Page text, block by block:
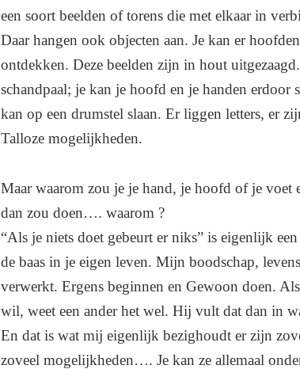
een soort beelden of torens die met elkaar in
Daar hangen ook objecten aan. Je kan er
ontdekken. Deze beelden zijn in hout
schandpaal; je kan je hoofd en je handen erdoor
kan op een drumstel slaan. Er liggen letters, er
Talloze mogelijkheden.
Maar waarom zou je je hand, je hoofd of je voet
dan zou doen…. waarom ?
“Als je niets doet gebeurt er niks” is eigenlijk
de baas in je eigen leven. Mijn boodschap,
verwerkt. Ergens beginnen en Gewoon doen.
wil, weet een ander het wel. Hij vult dat dan in
En dat is wat mij eigenlijk bezighoudt er zijn
zoveel mogelijkheden…. Je kan ze allemaal